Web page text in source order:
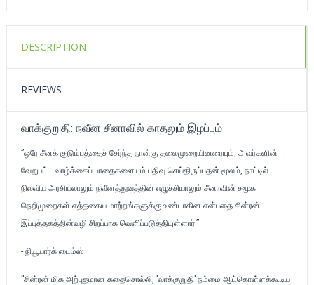
DESCRIPTION
REVIEWS
வாக்குறுதி: நவீன சீனாவில் காதலும் இழப்பும்
”ஒரே சீனக் குடும்பத்தைச் சேர்ந்த நான்கு தலைமுறையினரையும், அவர்களின்
வேறுபட்ட வாழ்க்கைப் பாதைகளையும் பதிவு செய்திருப்பதன் மூலம், நாட்டில்
நிலவிய அரசியலாலும் நவீனத்துவத்தின் எழுச்சியாலும் சீனாவின் சமூக
நெறிமுறைகள் எத்தகைய மாற்றங்களுக்கு உண்டாகின என்பதை சின்ரன்
இப்புத்தகத்தின்வழி சிறப்பாக வெளிப்படுத்தியுள்ளார்.”
- நியூயார்க் டைம்ஸ்
”சின்ரன் மிக அற்புதமான கதைசொல்லி, ’வாக்குறுதி’ நம்மை ஆட்கொள்ளக்கூடிய